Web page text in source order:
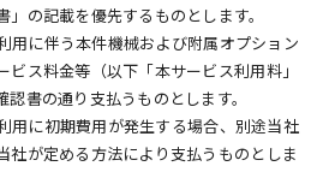
」の記載を優先するものとします。
用に伴う本件機械および附属オプション
ビス料金等（以下「本サービス利用料」
認書の通り支払うものとします。
用に初期費用が発生する場合、別途当社
社が定める方法により支払うものとしま